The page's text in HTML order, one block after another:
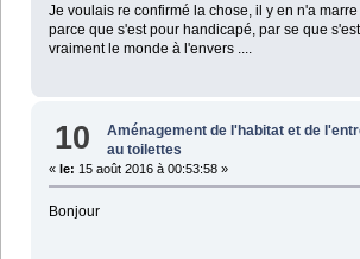
Je voulais re confirmé la chose, il y en n'a
parce que s'est pour handicapé, par se que
vraiment le monde à l'envers ....
10 Aménagement de l'habitat et de
au toilettes
« le: 15 août 2016 à 00:53:58 »
Bonjour